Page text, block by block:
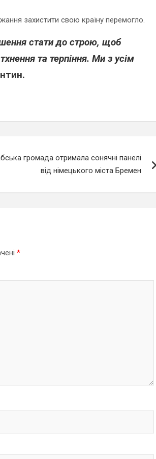
захистити свою країну перемогло.
стати до строю, щоб
та терпіння. Ми з усім
громада отримала сонячні панелі
від німецького міста Бремен
*